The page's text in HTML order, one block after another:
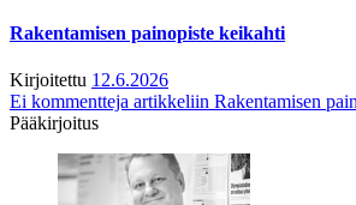
Rakentamisen painopiste keikahti
Kirjoitettu 12.6.2026
Ei kommentteja artikkeliin Rakentamisen
Pääkirjoitus